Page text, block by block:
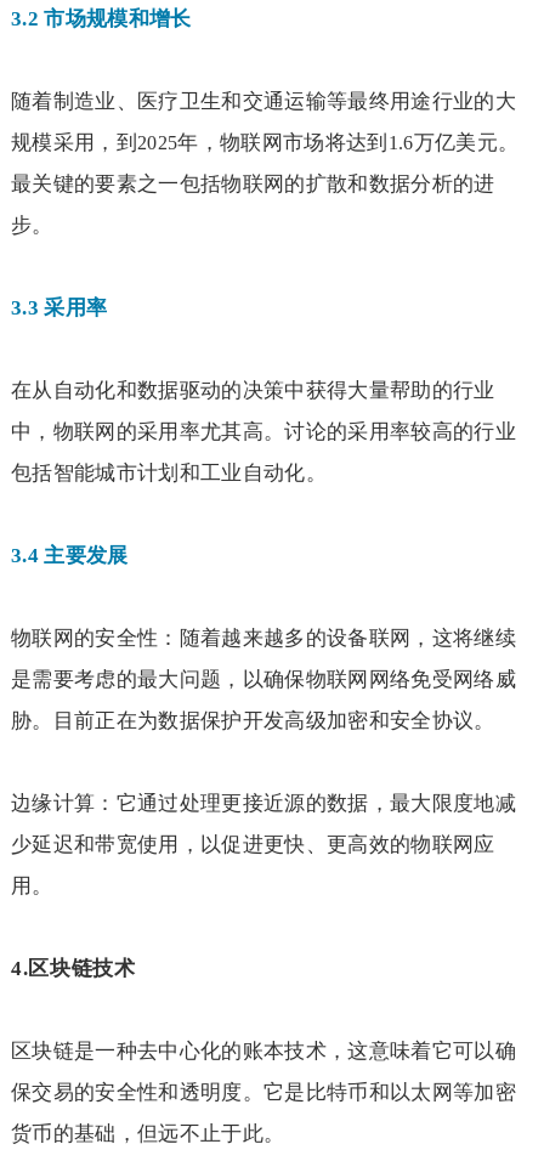
3.2市场规模和增长
随着制造业、医疗卫生和交通运输等最终用途行业的大
规模采用，到 2025年，物联网市场将达到 1.6万亿美元。
最关键的要素之一包括物联网的扩散和数据分析的进
步。
3.3采用率
在从自动化和数据驱动的决策中获得大量帮助的行业
中，物联网的采用率尤其高。讨论的采用率较高的行业
包括智能城市计划和工业自动化。
3.4主要发展
物联网的安全性：随着越来越多的设备联网，这将继续
是需要考虑的最大问题，以确保物联网网络免受网络威
胁。目前正在为数据保护开发高级加密和安全协议。
边缘计算：它通过处理更接近源的数据，最大限度地减
少延迟和带宽使用，以促进更快、更高效的物联网应
用。
4.区块链技术
区块链是一种去中心化的账本技术，这意味着它可以确
保交易的安全性和透明度。它是比特币和以太网等加密
货币的基础，但远不止于此。